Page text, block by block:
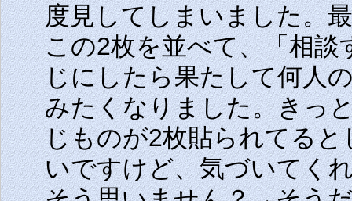
度見してしまいました。
この2枚を並べて、「相
じにしたら果たして何人
みたくなりました。きっ
じものが2枚貼られてる
いですけど、気づいてく